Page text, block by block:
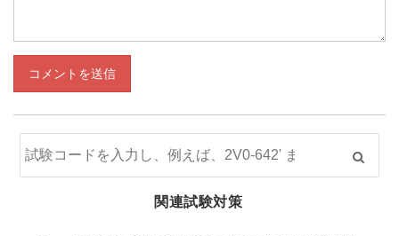
コメントを送信
関連試験対策